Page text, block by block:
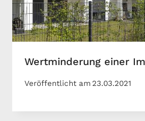
Wertminderung einer
Veröffentlicht am 23.03.2021